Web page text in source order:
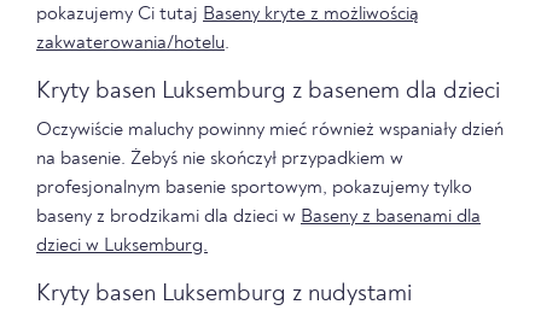
pokazujemy Ci tutaj Baseny kryte z możliwością
zakwaterowania/hotelu.
Kryty basen Luksemburg z basenem dla dzieci
Oczywiście maluchy powinny mieć również wspaniały dzień
na basenie. Żebyś nie skończył przypadkiem w
profesjonalnym basenie sportowym, pokazujemy tylko
baseny z brodzikami dla dzieci w Baseny z basenami dla
dzieci w Luksemburg.
Kryty basen Luksemburg z nudystami